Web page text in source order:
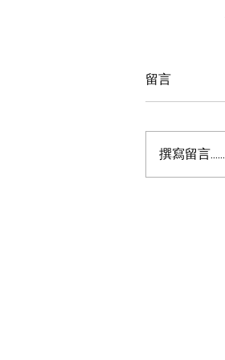
留言
撰寫留言......